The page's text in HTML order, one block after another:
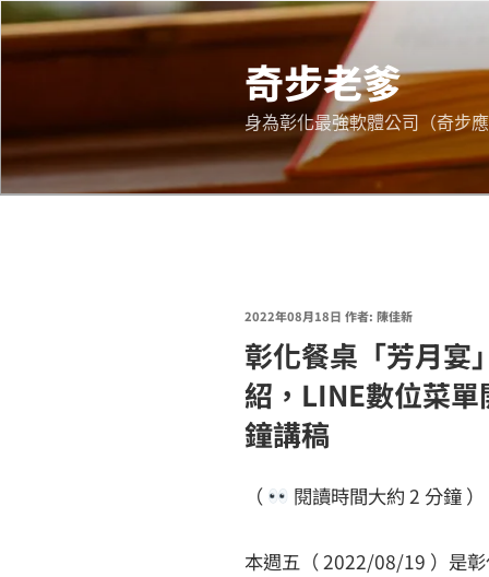
跳
至
內
容
奇步老爹
身為彰化最強軟體公司（奇步
發
佈
於
2022年08月18日 作者: 陳佳新
彰化餐桌「芳月宴
紹，LINE數位菜
鐘講稿
（ 閱讀時間大約 2 分鐘 ）
本週五（ 2022/08/19 ）是